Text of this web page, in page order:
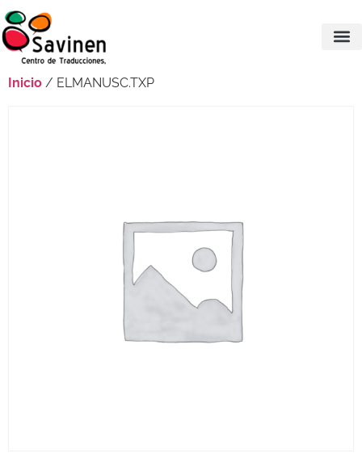
Inicio / ELMANUSC.TXP